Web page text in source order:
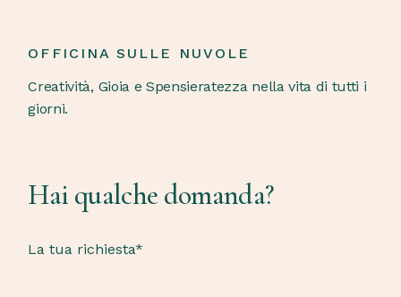
OFFICINA SULLE NUVOLE
Creatività, Gioia e Spensieratezza nella vita di tutti i
giorni.
Hai qualche domanda?